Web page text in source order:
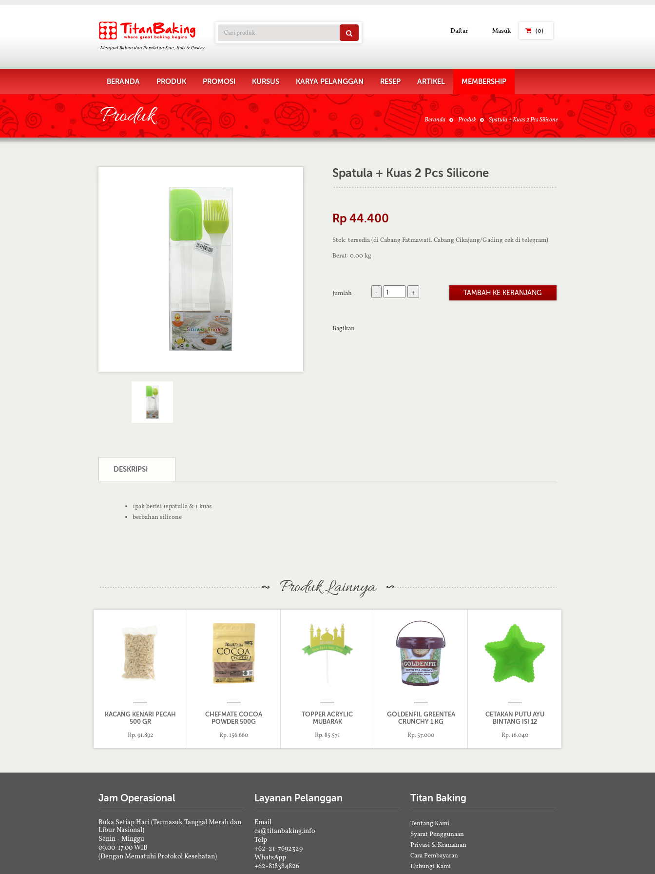
Menjual Bahan dan Peralatan Kue, Roti & Pastry
Daftar Masuk (0)
BERANDA PRODUK PROMOSI KURSUS KARYA PELANGGAN RESEP ARTIKEL MEMBERSHIP
Produk Beranda Produk Spatula + Kuas 2 Pcs Silicone
Spatula + Kuas 2 Pcs Silicone
Rp 44.400
Stok: tersedia (di Cabang Fatmawati. Cabang Cikajang/Gading cek di telegram)
Berat: 0.00 kg
Jumlah - +
Bagikan
DESKRIPSI
1pak berisi 1spatulla & 1 kuas
berbahan silicone
Produk Lainnya
KACANG KENARI PECAH
500 GR
Rp. 91.892
CHEFMATE COCOA
POWDER 500G
Rp. 156.660
TOPPER ACRYLIC
MUBARAK
Rp. 85.571
GOLDENFIL GREENTEA
CRUNCHY 1 KG
Rp. 57.000
CETAKAN PUTU AYU
BINTANG ISI 12
Rp. 16.040
Jam Operasional
Buka Setiap Hari (Termasuk Tanggal Merah dan
Libur Nasional)
Senin - Minggu
09.00-17.00 WIB
(Dengan Mematuhi Protokol Kesehatan)
Layanan Pelanggan
Email
cs@titanbaking.info
Telp
+62-21-7692329
WhatsApp
+62-818384826
Titan Baking
Tentang Kami
Syarat Penggunaan
Privasi & Keamanan
Cara Pembayaran
Hubungi Kami